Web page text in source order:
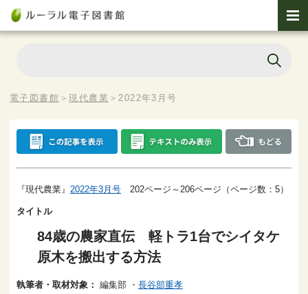
電子図書館 ＞現代農業 ＞2022年3月号
『現代農業』 2022年3月号 202ページ～206ページ（ページ数：5）
タイトル
84歳の農家直伝 軽トラ1台でシイタケ
原木を搬出する方法
執筆者・取材対象： 編集部 ・ 長谷部重孝